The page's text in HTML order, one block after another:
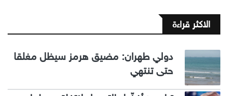
الاكثر قراءة
دولي طهران: مضيق هرمز سيظل مغلقا
حتى تنتهي